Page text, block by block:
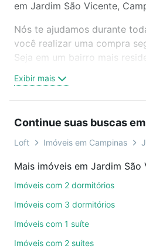
em Jardim São Vicente,
Nós te ajudamos durante
você realizar uma compra
Seja em um bairro mais
oferta ideal de Imóveis com
Jardim São Vicente,
videochamada, é grátis, sem
ainda conta com mais de 46
de imóveis.
ruas, bairros e até
também pode usar os filtros
Exibir mais
Continue suas buscas
Loft Imóveis em Campinas
Imóveis com 2 dormitórios
Imóveis com 3 dormitórios
Imóveis com 1 suíte
Imóveis com 2 suítes